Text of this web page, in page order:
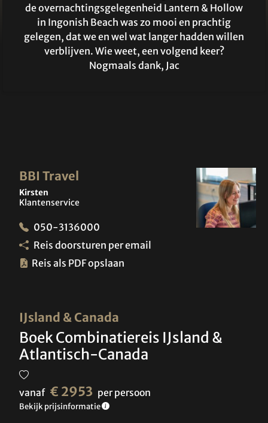
de overnachtingsgelegenheid Lantern & Hollow
in Ingonish Beach was zo mooi en prachtig
gelegen, dat we en wel wat langer hadden willen
verblijven. Wie weet, een volgend keer?
Nogmaals dank, Jac
IJsland & Canada
Boek Combinatiereis IJsland &
Atlantisch-Canada
vanaf € 2953 per persoon
Bekijk prijsinformatie
BBI Travel
Kirsten
Klantenservice
050-3136000
Reis doorsturen per email
Reis als PDF opslaan